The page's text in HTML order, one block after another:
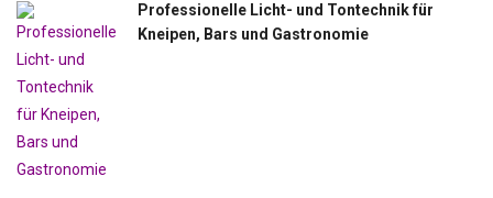
Professionelle Licht- und Tontechnik für
Kneipen, Bars und Gastronomie